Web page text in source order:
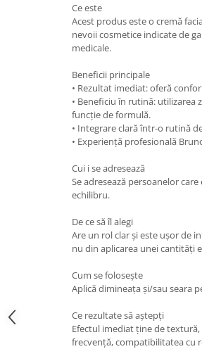
Ce este
Acest produs este o cremă
nevoii cosmetice indicate de
medicale.
Beneficii principale
• Rezultat imediat: oferă
• Beneficiu în rutină: utilizarea
funcție de formulă.
• Integrare clară într-o rutină
• Experiență profesională
Cui i se adresează
Se adresează persoanelor
echilibru.
De ce să îl alegi
Are un rol clar și este ușor de
nu din aplicarea unei cantități
Cum se folosește
Aplică dimineața și/sau seara
Ce rezultate să aștepți
Efectul imediat ține de
frecvență, compatibilitatea cu